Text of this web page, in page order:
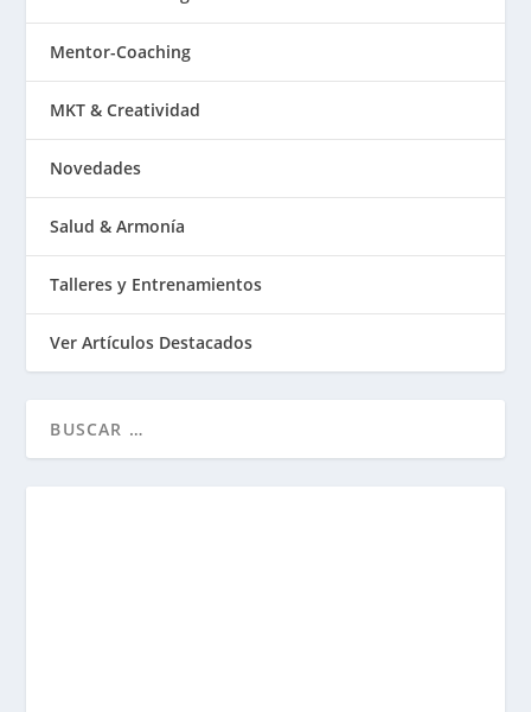
Mentor-Coaching
MKT & Creatividad
Novedades
Salud & Armonía
Talleres y Entrenamientos
Ver Artículos Destacados